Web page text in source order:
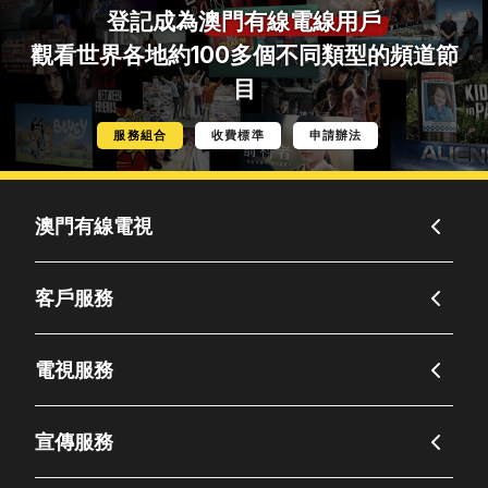
登記成為澳門有線電線用戶
觀看世界各地約100多個不同類型的頻道節
目
服務組合 收費標準 申請辦法
澳門有線電視
客戶服務
電視服務
宣傳服務